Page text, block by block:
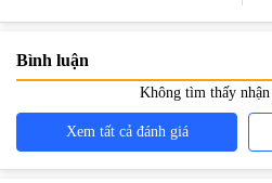
Bình luận
Không tìm thấy
Xem tất cả đánh giá